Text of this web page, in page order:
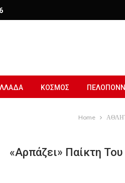
ΚΟΣΜΟΣ
Home
«Αρπάζει» Παίκτη